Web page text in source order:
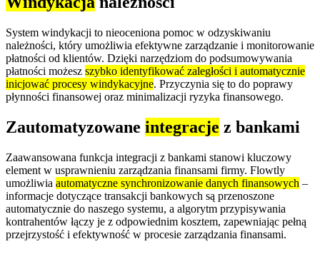
System windykacji to nieoceniona pomoc w odzyskiwaniu
należności, który umożliwia efektywne zarządzanie i monitorowanie
płatności od klientów. Dzięki narzędziom do podsumowywania
płatności możesz szybko identyfikować zaległości i automatycznie
inicjować procesy windykacyjne. Przyczynia się to do poprawy
płynności finansowej oraz minimalizacji ryzyka finansowego.
Zautomatyzowane integracje z bankami
Zaawansowana funkcja integracji z bankami stanowi kluczowy
element w usprawnieniu zarządzania finansami firmy. Flowtly
umożliwia automatyczne synchronizowanie danych finansowych –
informacje dotyczące transakcji bankowych są przenoszone
automatycznie do naszego systemu, a algorytm przypisywania
kontrahentów łączy je z odpowiednim kosztem, zapewniając pełną
przejrzystość i efektywność w procesie zarządzania finansami.